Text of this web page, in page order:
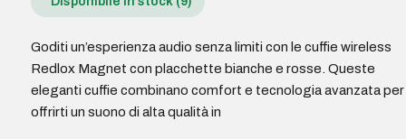
Goditi un’esperienza audio senza limiti con le cuffie wireless
Redlox Magnet con placchette bianche e rosse. Queste
eleganti cuffie combinano comfort e tecnologia avanzata per
offrirti un suono di alta qualità in